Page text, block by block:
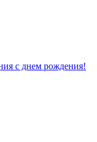
с днем рождения!